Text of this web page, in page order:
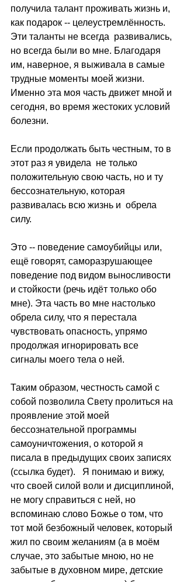
получила талант проживать жизнь и,
как подарок -- целеустремлённость.
Эти таланты не всегда  развивались,
но всегда были во мне. Благодаря
им, наверное, я выживала в самые
трудные моменты моей жизни.
Именно эта моя часть движет мной и
сегодня, во время жестоких условий
болезни.
Если продолжать быть честным, то в
этот раз я увидела  не только
положительную свою часть, но и ту
бессознательную, которая
развивалась всю жизнь и  обрела
силу.
Это -- поведение самоубийцы или,
ещё говорят, саморазрушающее
поведение под видом выносливости
и стойкости (речь идёт только обо
мне). Эта часть во мне настолько
обрела силу, что я перестала
чувствовать опасность, упрямо
продолжая игнорировать все
сигналы моего тела о ней.
Таким образом, честность самой с
собой позволила Свету пролиться на
проявление этой моей
бессознательной программы
самоуничтожения, о которой я
писала в предыдущих своих записях
(ссылка будет).   Я понимаю и вижу,
что своей силой воли и дисциплиной,
не могу справиться с ней, но
вспоминаю слово Божье о том, что
тот мой безбожный человек, который
жил по своим желаниям (а в моём
случае, это забытые мною, но не
забытые в духовном мире, детские